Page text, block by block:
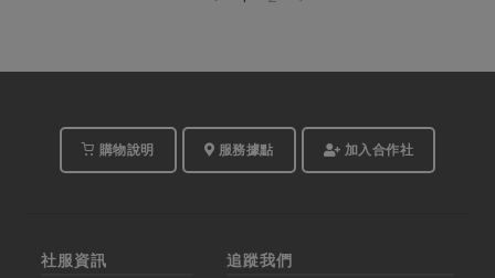
購物說明 服務據點 加入合作社
社服資訊 追蹤我們